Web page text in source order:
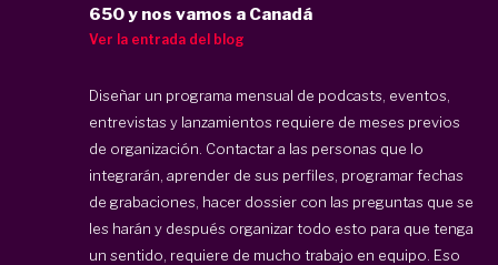
650 y nos vamos a Canadá
Ver la entrada del blog
Diseñar un programa mensual de podcasts, eventos,
entrevistas y lanzamientos requiere de meses previos
de organización. Contactar a las personas que lo
integrarán, aprender de sus perfiles, programar fechas
de grabaciones, hacer dossier con las preguntas que se
les harán y después organizar todo esto para que tenga
un sentido, requiere de mucho trabajo en equipo. Eso